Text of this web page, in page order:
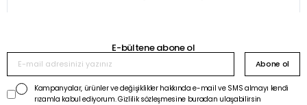
E-bültene abone ol
Abone ol
Kampanyalar, ürünler ve değişiklikler hakkında e-mail ve SMS almayı kendi
rızamla kabul ediyorum. Gizlilik sözleşmesine buradan ulaşabilirsin